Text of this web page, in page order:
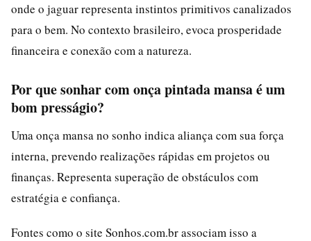
onde o jaguar representa instintos primitivos canalizados
para o bem. No contexto brasileiro, evoca prosperidade
financeira e conexão com a natureza.
Por que sonhar com onça pintada mansa é um
bom presságio?
Uma onça mansa no sonho indica aliança com sua força
interna, prevendo realizações rápidas em projetos ou
finanças. Representa superação de obstáculos com
estratégia e confiança.
Fontes como o site Sonhos.com.br associam isso a